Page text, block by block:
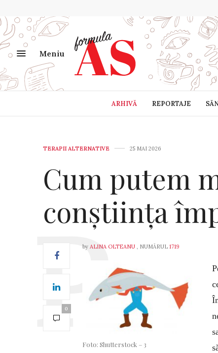
Meniu
ARHIVĂ REPORTAJE
TERAPII ALTERNATIVE 25 MAI 2026
Cum putem
conștiința
0
by ALINA OLTEANU , NUMĂRUL 1719
Foto: Shutterstock – 3